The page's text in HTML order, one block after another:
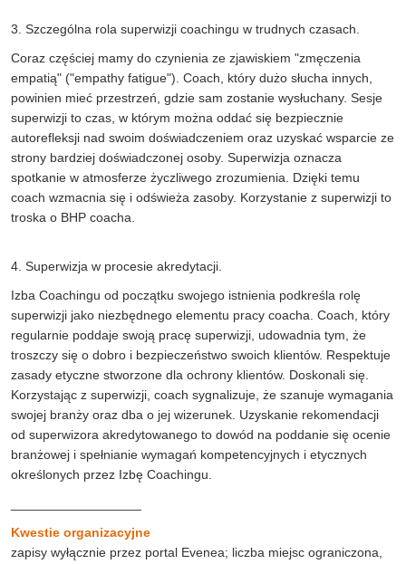
3. Szczególna rola superwizji coachingu w trudnych czasach.
Coraz częściej mamy do czynienia ze zjawiskiem "zmęczenia
empatią" ("empathy fatigue"). Coach, który dużo słucha innych,
powinien mieć przestrzeń, gdzie sam zostanie wysłuchany. Sesje
superwizji to czas, w którym można oddać się bezpiecznie
autorefleksji nad swoim doświadczeniem oraz uzyskać wsparcie ze
strony bardziej doświadczonej osoby. Superwizja oznacza
spotkanie w atmosferze życzliwego zrozumienia. Dzięki temu
coach wzmacnia się i odświeża zasoby. Korzystanie z superwizji to
troska o BHP coacha.
4. Superwizja w procesie akredytacji.
Izba Coachingu od początku swojego istnienia podkreśla rolę
superwizji jako niezbędnego elementu pracy coacha. Coach, który
regularnie poddaje swoją pracę superwizji, udowadnia tym, że
troszczy się o dobro i bezpieczeństwo swoich klientów. Respektuje
zasady etyczne stworzone dla ochrony klientów. Doskonali się.
Korzystając z superwizji, coach sygnalizuje, że szanuje wymagania
swojej branży oraz dba o jej wizerunek. Uzyskanie rekomendacji
od superwizora akredytowanego to dowód na poddanie się ocenie
branżowej i spełnianie wymagań kompetencyjnych i etycznych
określonych przez Izbę Coachingu.
Kwestie organizacyjne
zapisy wyłącznie przez portal Evenea; liczba miejsc ograniczona,